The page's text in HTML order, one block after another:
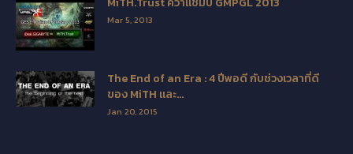
Mar 5, 2013
The End of an Era : 4 ปีพอดี กับช่วงเวลาที่ดี
ของ MiTH และ...
Jan 20, 2015